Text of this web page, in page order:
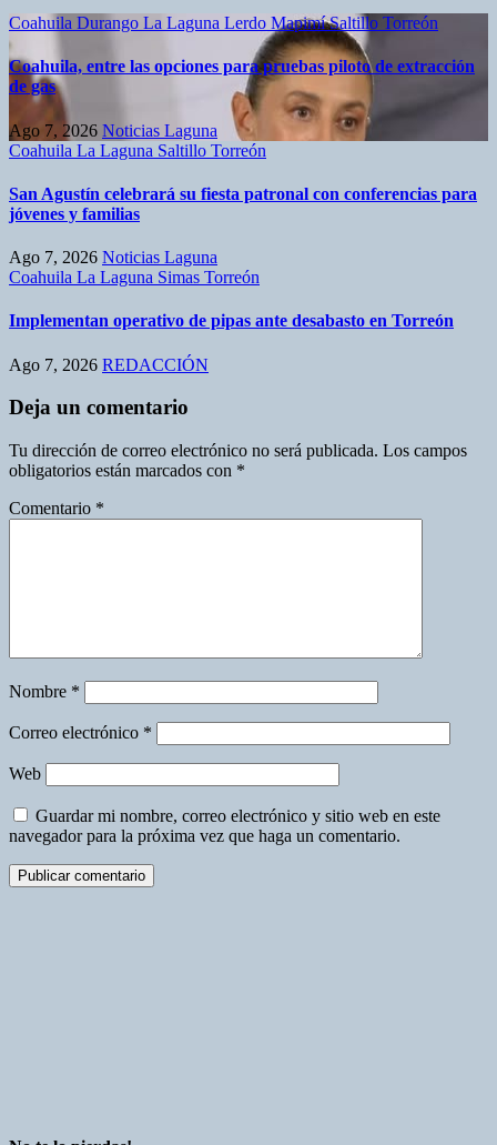
Coahuila Durango La Laguna Lerdo MapimíSaltillo Torreón
Coahuila, entre las opciones para pruebas piloto de extracción
de gas
Ago 7, 2026 Noticias Laguna
Coahuila La Laguna Saltillo Torreón
San Agustín celebrará su fiesta patronal con conferencias para
jóvenes y familias
Ago 7, 2026 Noticias Laguna
Coahuila La Laguna Simas Torreón
Implementan operativo de pipas ante desabasto en Torreón
Ago 7, 2026 REDACCIÓN
Deja un comentario
Tu dirección de correo electrónico no será publicada. Los campos
obligatorios están marcados con *
Comentario *
Nombre *
Correo electrónico *
Web
Guardar mi nombre, correo electrónico y sitio web en este
navegador para la próxima vez que haga un comentario.